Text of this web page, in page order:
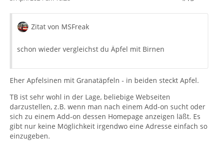
Zitat von MSFreak
schon wieder vergleichst du Äpfel mit Birnen
Eher Apfelsinen mit Granatäpfeln - in beiden steckt Apfel.
TB ist sehr wohl in der Lage, beliebige Webseiten
darzustellen, z.B. wenn man nach einem Add-on sucht oder
sich zu einem Add-on dessen Homepage anzeigen läßt. Es
gibt nur keine Möglichkeit irgendwo eine Adresse einfach so
einzugeben.